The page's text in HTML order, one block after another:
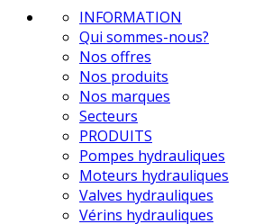
INFORMATION
Qui sommes-nous?
Nos offres
Nos produits
Nos marques
Secteurs
PRODUITS
Pompes hydrauliques
Moteurs hydrauliques
Valves hydrauliques
Vérins hydrauliques